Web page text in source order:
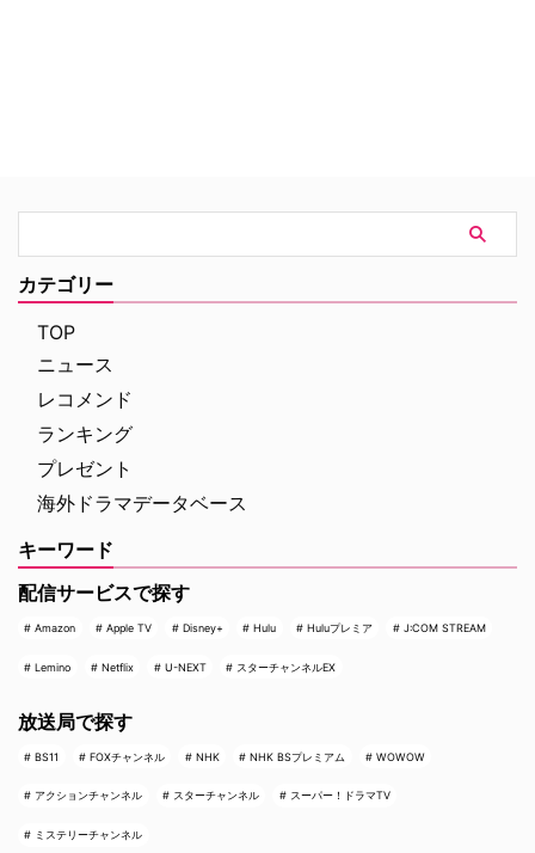
カテゴリー
TOP
ニュース
レコメンド
ランキング
プレゼント
海外ドラマデータベース
キーワード
配信サービスで探す
Amazon Apple TV Disney+ Hulu Huluプレミア J:COM STREAM
Lemino Netflix U-NEXT スターチャンネルEX
放送局で探す
BS11 FOXチャンネル NHK NHK BSプレミアム WOWOW
アクションチャンネル スターチャンネル スーパー！ドラマTV
ミステリーチャンネル